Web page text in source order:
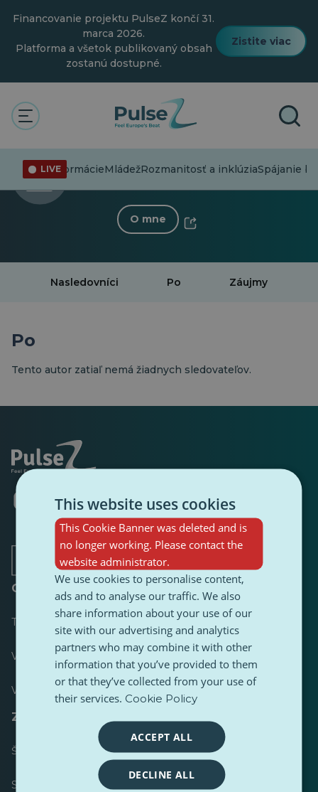
obsah
Financovanie projektu PulseZ končí 31.
marca 2026.
Platforma a všetok publikovaný obsah
zostanú dostupné.
Zistite viac
LIVE
DezinformácieMládežRozmanitosť a inklúziaSpájanie
0 Nasledovník·0 Po
O mne
Nasledovníci Po Záujmy
Po
Tento autor zatiaľ nemá žiadnych sledovateľov.
Otvorí
sa
karte
sa
v
novej
karte
sa
v
novej
karte
sa
v
novej
karte
sa
v
novej
karte
O stránke
Tabuľka s výsledkami
Väčšina publikovaných
Väčšina nasledovala
Zdroje pre novinárov
Štýlový sprievodca obsahu PulseZ
Sprievodca príspevkami prispievateľov PulseZ
This website uses cookies
This Cookie Banner was deleted and is
no longer working. Please contact the
website administrator.
We use cookies to personalise content,
ads and to analyse our traffic. We also
share information about your use of our
site with our advertising and analytics
partners who may combine it with other
information that you’ve provided to them
or that they’ve collected from your use of
their services. Cookie Policy
ACCEPT ALL
DECLINE ALL